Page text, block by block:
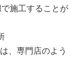
施工することが
、専門店のよう